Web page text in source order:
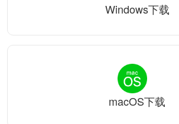
Windows下载
macOS下载